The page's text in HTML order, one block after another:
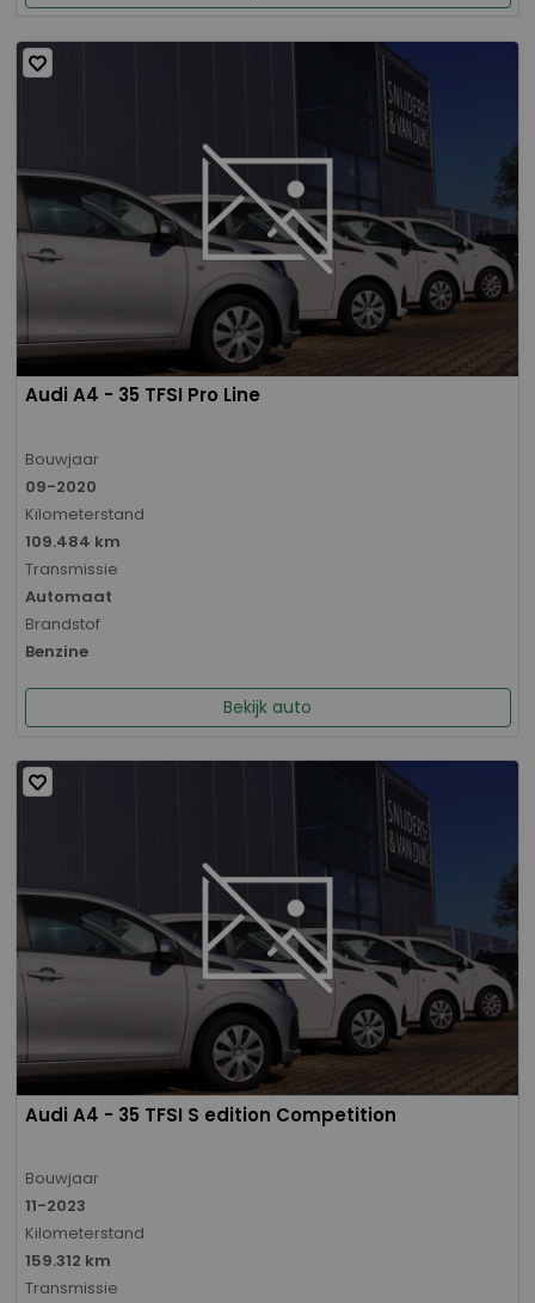
Audi A4 - 35 TFSI Pro Line
Bouwjaar
09-2020
Kilometerstand
109.484 km
Transmissie
Automaat
Brandstof
Benzine
Bekijk auto
Audi A4 - 35 TFSI S edition Competition
Bouwjaar
11-2023
Kilometerstand
159.312 km
Transmissie